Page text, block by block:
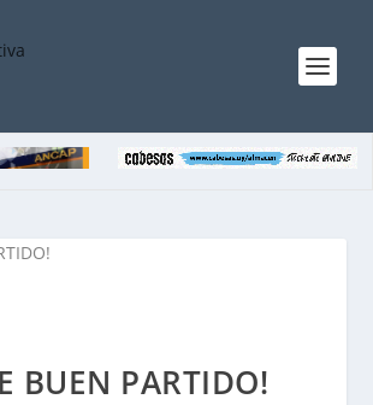
BUEN PARTIDO!